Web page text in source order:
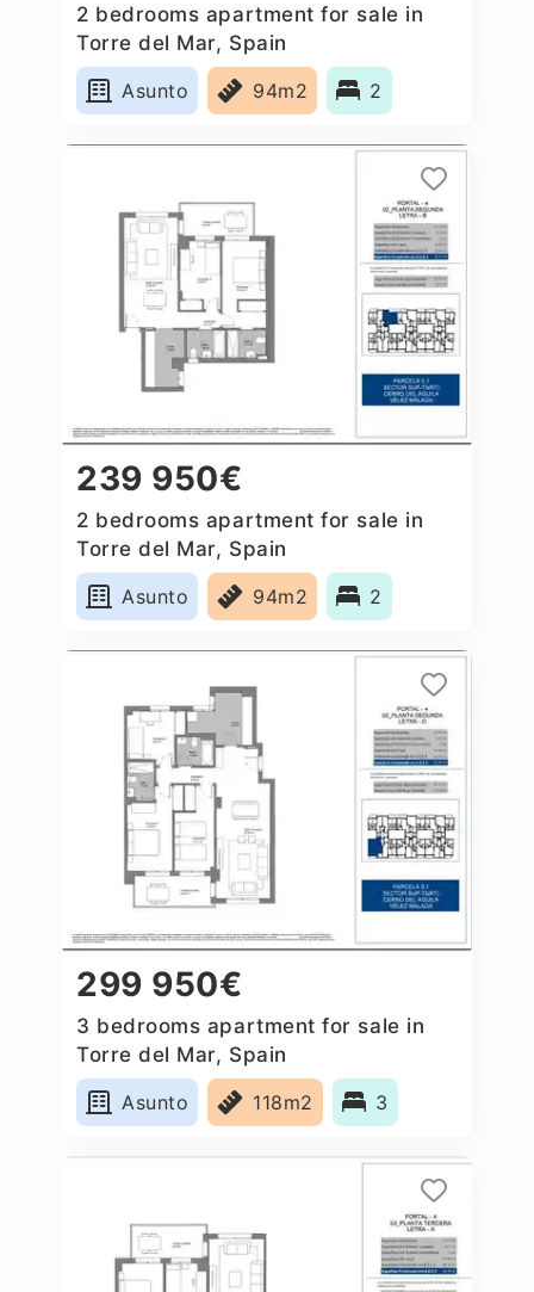
2 bedrooms apartment for sale in
Torre del Mar, Spain
Asunto
94m2 2
239 950€
2 bedrooms apartment for sale in
Torre del Mar, Spain
Asunto
94m2 2
299 950€
3 bedrooms apartment for sale in
Torre del Mar, Spain
Asunto
118m2 3